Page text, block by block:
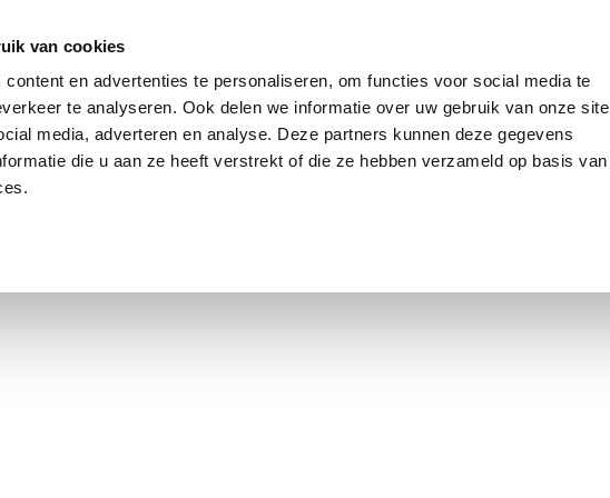
van cookies
en advertenties te personaliseren, om functies voor social media te
te analyseren. Ook delen we informatie over uw gebruik van onze site
media, adverteren en analyse. Deze partners kunnen deze gegevens
die u aan ze heeft verstrekt of die ze hebben verzameld op basis van